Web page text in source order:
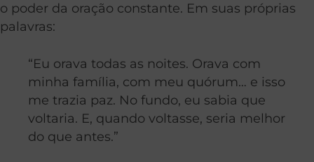
o poder da oração constante. Em suas próprias
palavras:
“Eu orava todas as noites. Orava com
minha família, com meu quórum… e isso
me trazia paz. No fundo, eu sabia que
voltaria. E, quando voltasse, seria melhor
do que antes.”